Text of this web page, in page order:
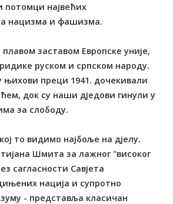
потомци највећих
нацизма и фашизма.
заставом Европске уније,
руском и српском народу.
њихови преци 1941. дочекивали
док су наши дједови гинули у
за слободу.
то видимо најбоље на дјелу.
Шмита за лажног "високог
сагласности Савјета
нација и супротно
- представља класичан